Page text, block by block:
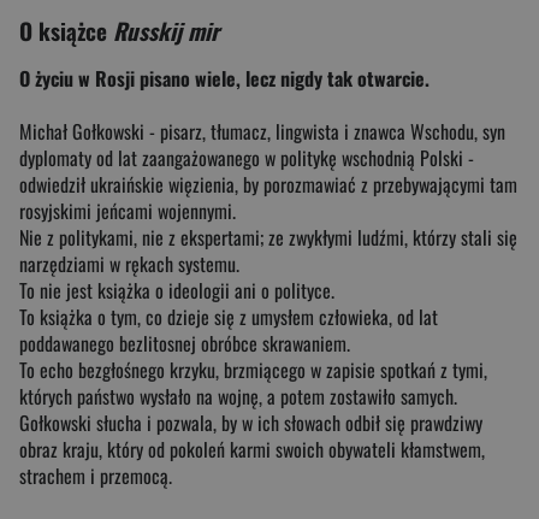
O książce Russkij mir
O życiu w Rosji pisano wiele, lecz nigdy tak otwarcie.
Michał Gołkowski - pisarz, tłumacz, lingwista i znawca Wschodu, syn
dyplomaty od lat zaangażowanego w politykę wschodnią Polski -
odwiedził ukraińskie więzienia, by porozmawiać z przebywającymi tam
rosyjskimi jeńcami wojennymi.
Nie z politykami, nie z ekspertami; ze zwykłymi ludźmi, którzy stali się
narzędziami w rękach systemu.
To nie jest książka o ideologii ani o polityce.
To książka o tym, co dzieje się z umysłem człowieka, od lat
poddawanego bezlitosnej obróbce skrawaniem.
To echo bezgłośnego krzyku, brzmiącego w zapisie spotkań z tymi,
których państwo wysłało na wojnę, a potem zostawiło samych.
Gołkowski słucha i pozwala, by w ich słowach odbił się prawdziwy
obraz kraju, który od pokoleń karmi swoich obywateli kłamstwem,
strachem i przemocą.